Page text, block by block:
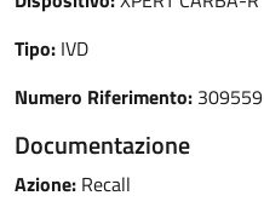
Tipo: IVD
Numero Riferimento: 309559
Documentazione
Azione: Recall